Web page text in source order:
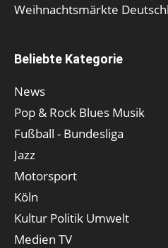
Weihnachtsmärkte
Beliebte Kategorie
News
Pop & Rock Blues Musik
Fußball - Bundesliga
Jazz
Motorsport
Köln
Kultur Politik Umwelt
Medien TV